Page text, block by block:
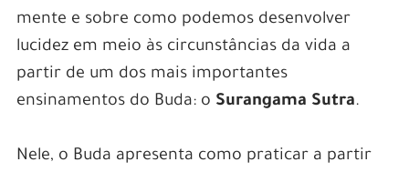
mente e sobre como podemos desenvolver
lucidez em meio às circunstâncias da vida a
partir de um dos mais importantes
ensinamentos do Buda: o Surangama Sutra.
Nele, o Buda apresenta como praticar a partir